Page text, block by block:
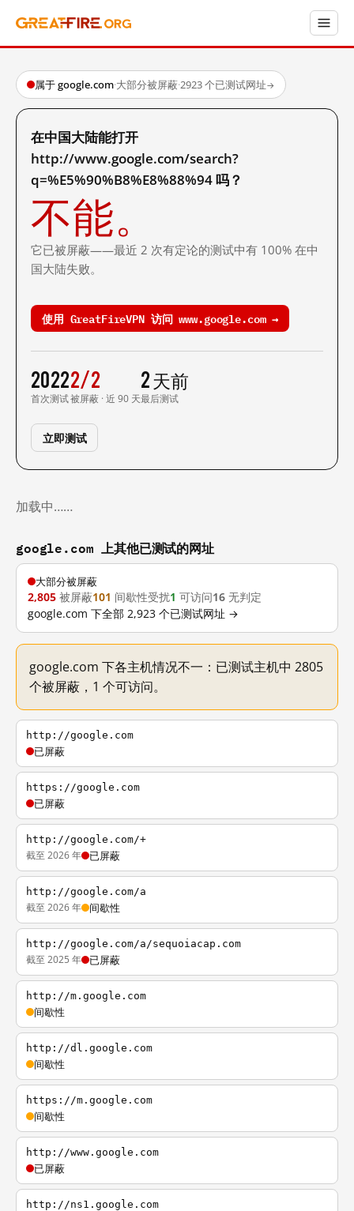
属于 google.com·大部分被屏蔽·2923 个已测试网址→
在中国大陆能打开
http://www.google.com/search?
q=%E5%90%B8%E8%88%94 吗？
不能。
它已被屏蔽——最近 2 次有定论的测试中有 100% 在中
国大陆失败。
使用 GreatFireVPN 访问 www.google.com →
2022
首次测试
2/2
被屏蔽 · 近 90 天
2 天前
最后测试
立即测试
加载中……
google.com 上其他已测试的网址
大部分被屏蔽
2,805 被屏蔽101 间歇性受扰1 可访问16 无判定
google.com 下全部 2,923 个已测试网址 →
google.com 下各主机情况不一：已测试主机中 2805
个被屏蔽，1 个可访问。
http://google.com
已屏蔽
https://google.com
已屏蔽
http://google.com/+
截至 2026 年 已屏蔽
http://google.com/a
截至 2026 年 间歇性
http://google.com/a/sequoiacap.com
截至 2025 年 已屏蔽
http://m.google.com
间歇性
http://dl.google.com
间歇性
https://m.google.com
间歇性
http://www.google.com
已屏蔽
http://ns1.google.com